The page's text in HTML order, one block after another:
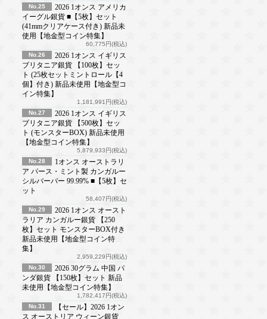
No.25
2026 1オンス アメリカ
イーグル銀貨 ■【5枚】セット
(41mmクリアケース付き) 新品未
使用【地金型コイン特集】
60,775円(税込)
No.26
2026 1オンス イギリス
ブリタニア銀貨 【100枚】セッ
ト (25枚セットミントロール【4
個】付き) 新品未使用【地金型コ
イン特集】
1,181,991円(税込)
No.27
2026 1オンス イギリス
ブリタニア銀貨 【500枚】セッ
ト (モンスターBOX) 新品未使用
【地金型コイン特集】
5,879,933円(税込)
No.28
1オンス オーストラリ
ア パース・ミント製 カンガルー
シルバーバー 99.99% ■【5枚】セ
ット
58,407円(税込)
No.29
2026 1オンス オースト
ラリア カンガルー銀貨 【250
枚】セット モンスターBOX付き
新品未使用【地金型コイン特
集】
2,959,229円(税込)
No.30
2026 30グラム 中国 パ
ンダ銀貨 【150枚】セット 新品
未使用【地金型コイン特集】
1,782,417円(税込)
No.31
【セール】2026 1オン
ス オーストリア ウィーン銀貨